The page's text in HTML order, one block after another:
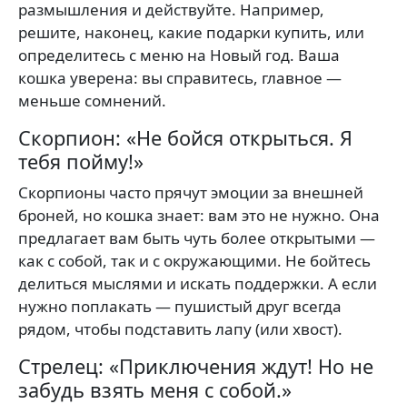
размышления и действуйте. Например,
решите, наконец, какие подарки купить, или
определитесь с меню на Новый год. Ваша
кошка уверена: вы справитесь, главное —
меньше сомнений.
Скорпион: «Не бойся открыться. Я
тебя пойму!»
Скорпионы часто прячут эмоции за внешней
броней, но кошка знает: вам это не нужно. Она
предлагает вам быть чуть более открытыми —
как с собой, так и с окружающими. Не бойтесь
делиться мыслями и искать поддержки. А если
нужно поплакать — пушистый друг всегда
рядом, чтобы подставить лапу (или хвост).
Стрелец: «Приключения ждут! Но не
забудь взять меня с собой.»